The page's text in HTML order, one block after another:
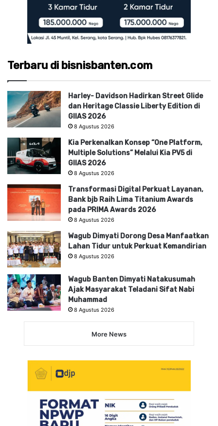
Terbaru di bisnisbanten.com
Harley- Davidson Hadirkan Street Glide
dan Heritage Classie Liberty Edition di
GIIAS 2026
8 Agustus 2026
Kia Perkenalkan Konsep “One Platform,
Multiple Solutions” Melalui Kia PV5 di
GIIAS 2026
8 Agustus 2026
Transformasi Digital Perkuat Layanan,
Bank bjb Raih Lima Titanium Awards
pada PRIMA Awards 2026
8 Agustus 2026
Wagub Dimyati Dorong Desa Manfaatkan
Lahan Tidur untuk Perkuat Kemandirian
8 Agustus 2026
Wagub Banten Dimyati Natakusumah
Ajak Masyarakat Teladani Sifat Nabi
Muhammad
8 Agustus 2026
More News